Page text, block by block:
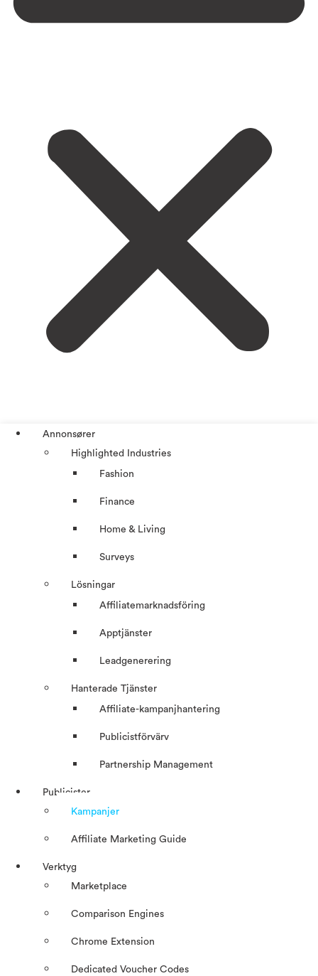
Annonsører
Highlighted Industries
Fashion
Finance
Home & Living
Surveys
Lösningar
Affiliatemarknadsföring
Apptjänster
Leadgenerering
Hanterade Tjänster
Affiliate-kampanjhantering
Publicistförvärv
Partnership Management
Publicister
Kampanjer
Affiliate Marketing Guide
Verktyg
Marketplace
Comparison Engines
Chrome Extension
Dedicated Voucher Codes